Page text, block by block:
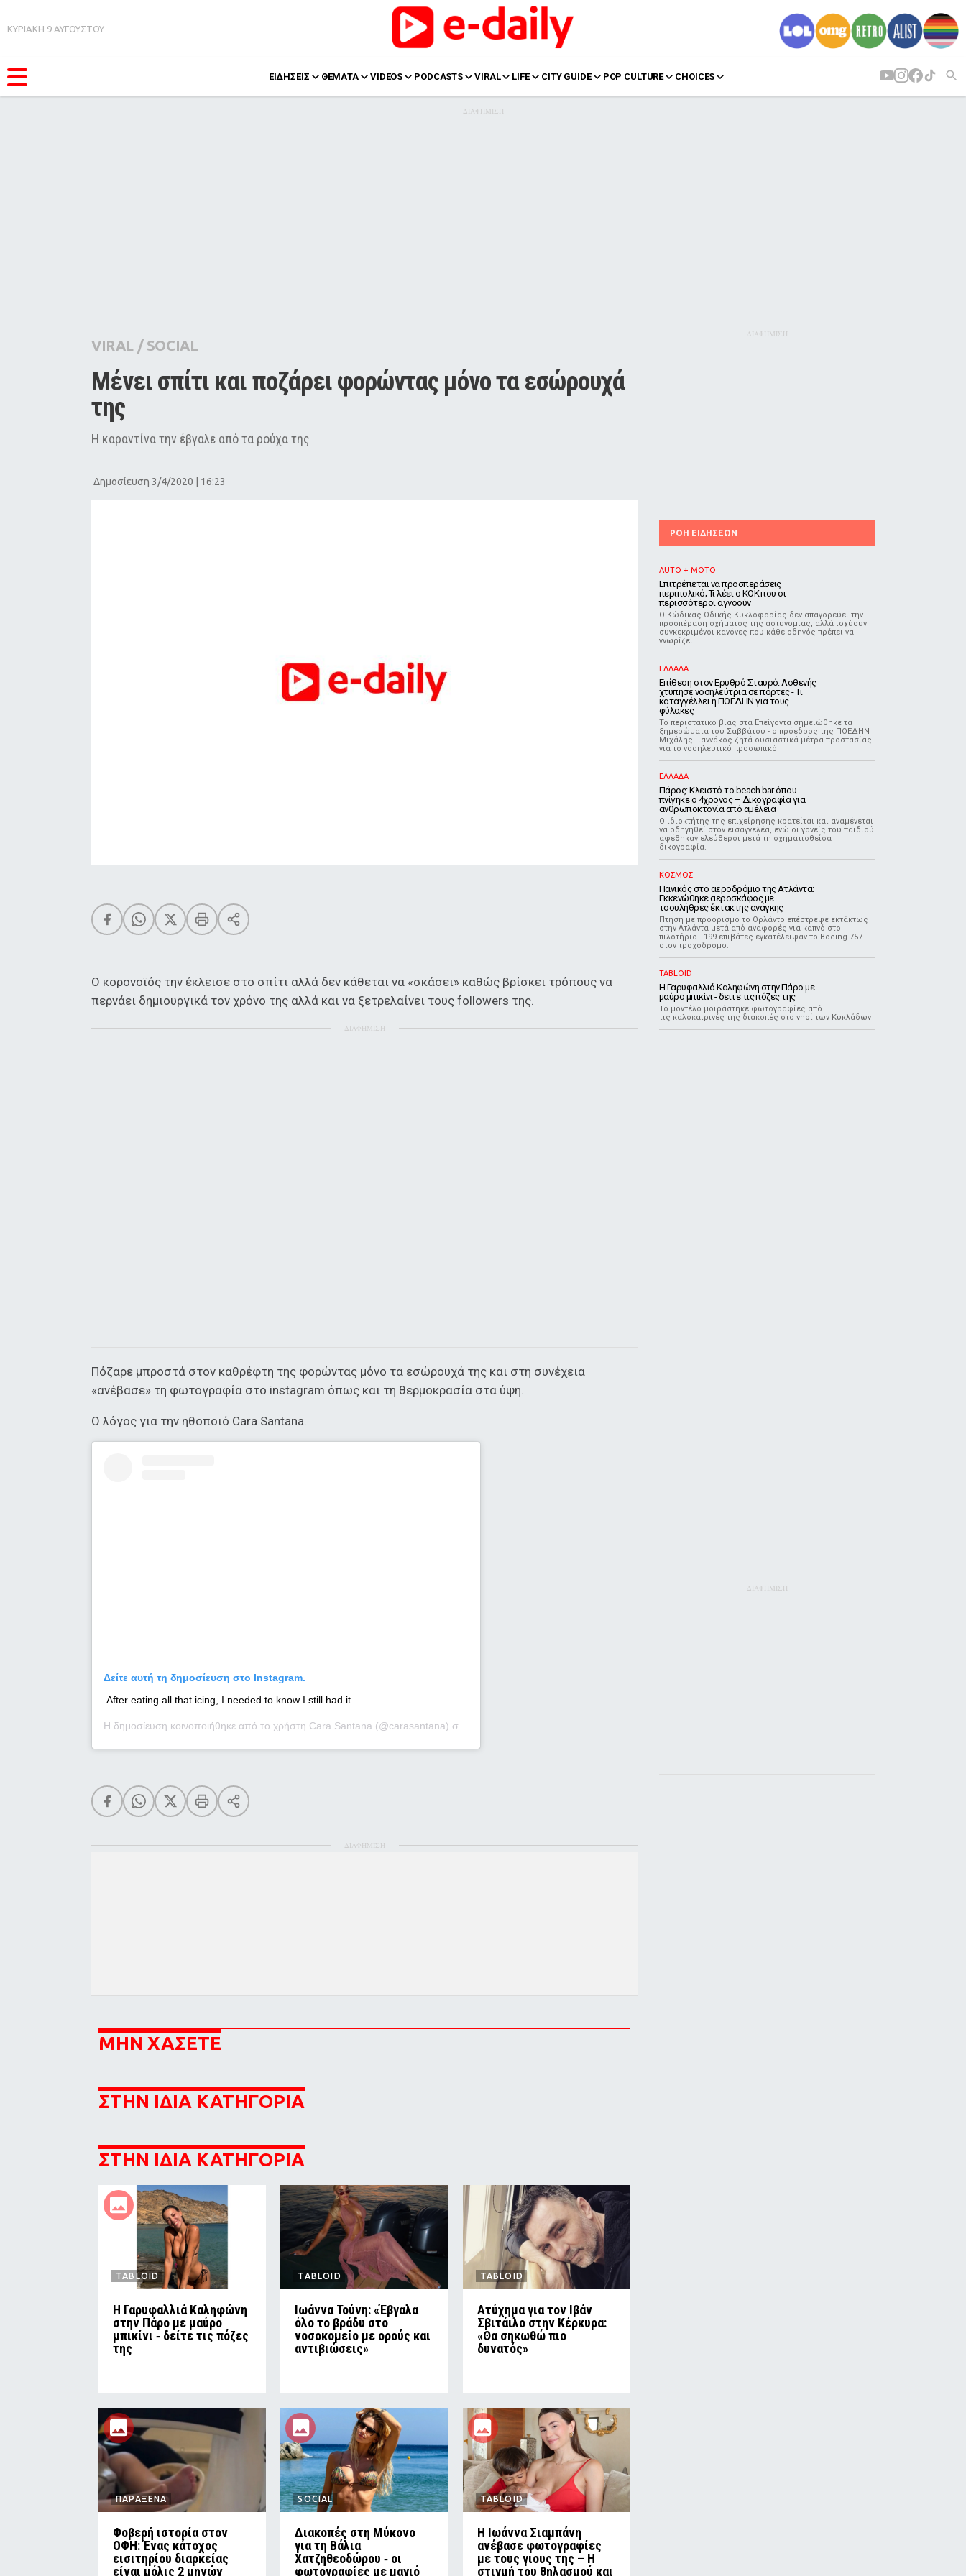
ΚΥΡΙΑΚΗ 9 ΑΥΓΟΥΣΤΟΥ
ΕΙΔΗΣΕΙΣ ΘΕΜΑΤΑ VIDEOS PODCASTS VIRAL LIFE CITY GUIDE POP CULTURE CHOICES
Pop Culture
Agenda
ΔΙΑΦΗΜΙΣΗ
VIRAL / SOCIAL
Μένει σπίτι και ποζάρει φορώντας μόνο τα εσώρουχά
της
Η καραντίνα την έβγαλε από τα ρούχα της
Δημοσίευση 3/4/2020 | 16:23
Ο κορονοϊός την έκλεισε στο σπίτι αλλά δεν κάθεται να «σκάσει» καθώς βρίσκει τρόπους να
περνάει δημιουργικά τον χρόνο της αλλά και να ξετρελαίνει τους followers της.
ΔΙΑΦΗΜΙΣΗ
Πόζαρε μπροστά στον καθρέφτη της φορώντας μόνο τα εσώρουχά της και στη συνέχεια
«ανέβασε» τη φωτογραφία στο instagram όπως και τη θερμοκρασία στα ύψη.
Ο λόγος για την ηθοποιό Cara Santana.
Δείτε αυτή τη δημοσίευση στο Instagram.
After eating all that icing, I needed to know I still had it
Η δημοσίευση κοινοποιήθηκε από το χρήστη Cara Santana (@carasantana) στις
ΔΙΑΦΗΜΙΣΗ
ΜΗΝ ΧΑΣΕΤΕ
ΣΤΗΝ ΙΔΙΑ ΚΑΤΗΓΟΡΙΑ
ΣΤΗΝ ΙΔΙΑ ΚΑΤΗΓΟΡΙΑ
TABLOID
Η Γαρυφαλλιά Καληφώνη
στην Πάρο με μαύρο
μπικίνι ‑ δείτε τις πόζες
της
TABLOID
Ιωάννα Τούνη: «Έβγαλα
όλο το βράδυ στο
νοσοκομείο με ορούς και
αντιβιώσεις»
TABLOID
Ατύχημα για τον Ιβάν
Σβιτάιλο στην Κέρκυρα:
«Θα σηκωθώ πιο
δυνατός»
ΠΑΡΑΞΕΝΑ
Φοβερή ιστορία στον
ΟΦΗ: Ένας κάτοχος
εισιτηρίου διαρκείας
είναι μόλις 2 μηνών
SOCIAL
Διακοπές στη Μύκονο
για τη Βάλια
Χατζηθεοδώρου ‑ οι
φωτογραφίες με μαγιό
TABLOID
H Ιωάννα Σιαμπάνη
ανέβασε φωτογραφίες
με τους γιους της – Η
στιγμή του θηλασμού και
ΔΙΑΦΗΜΙΣΗ
ΡΟΗ ΕΙΔΗΣΕΩΝ
AUTO + MOTO
Επιτρέπεται να προσπεράσεις
περιπολικό; Τι λέει ο ΚΟΚ που οι
περισσότεροι αγνοούν
Ο Κώδικας Οδικής Κυκλοφορίας δεν απαγορεύει την
προσπέραση οχήματος της αστυνομίας, αλλά ισχύουν
συγκεκριμένοι κανόνες που κάθε οδηγός πρέπει να
γνωρίζει.
ΕΛΛΑΔΑ
Επίθεση στον Ερυθρό Σταυρό: Ασθενής
χτύπησε νοσηλεύτρια σε πόρτες - Τι
καταγγέλλει η ΠΟΕΔΗΝ για τους
φύλακες
Το περιστατικό βίας στα Επείγοντα σημειώθηκε τα
ξημερώματα του Σαββάτου - ο πρόεδρος της ΠΟΕΔΗΝ
Μιχάλης Γιαννάκος ζητά ουσιαστικά μέτρα προστασίας
για το νοσηλευτικό προσωπικό
ΕΛΛΑΔΑ
Πάρος: Κλειστό το beach bar όπου
πνίγηκε ο 4χρονος – Δικογραφία για
ανθρωποκτονία από αμέλεια
Ο ιδιοκτήτης της επιχείρησης κρατείται και αναμένεται
να οδηγηθεί στον εισαγγελέα, ενώ οι γονείς του παιδιού
αφέθηκαν ελεύθεροι μετά τη σχηματισθείσα
δικογραφία.
ΚΟΣΜΟΣ
Πανικός στο αεροδρόμιο της Ατλάντα:
Εκκενώθηκε αεροσκάφος με
τσουλήθρες έκτακτης ανάγκης
Πτήση με προορισμό το Ορλάντο επέστρεψε εκτάκτως
στην Ατλάντα μετά από αναφορές για καπνό στο
πιλοτήριο - 199 επιβάτες εγκατέλειψαν το Boeing 757
στον τροχόδρομο.
TABLOID
Η Γαρυφαλλιά Καληφώνη στην Πάρο με
μαύρο μπικίνι - δείτε τις πόζες της
Το μοντέλο μοιράστηκε φωτογραφίες από
τις καλοκαιρινές της διακοπές στο νησί των Κυκλάδων
ΔΙΑΦΗΜΙΣΗ